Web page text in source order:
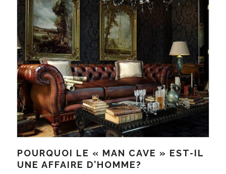
POURQUOI LE « MAN CAVE » EST-IL
UNE AFFAIRE D’HOMME?